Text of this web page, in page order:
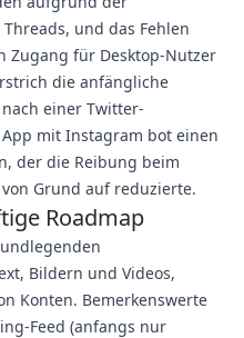
und das Fehlen
Zugang für Desktop-Nutzer
die anfängliche
einer Twitter-
mit Instagram bot einen
der die Reibung beim
Grund auf reduzierte.
Roadmap
Bildern und Videos,
Konten. Bemerkenswerte
Feed (anfangs nur